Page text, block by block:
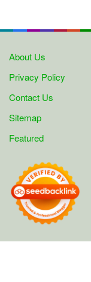
About Us
Privacy Policy
Contact Us
Sitemap
Featured